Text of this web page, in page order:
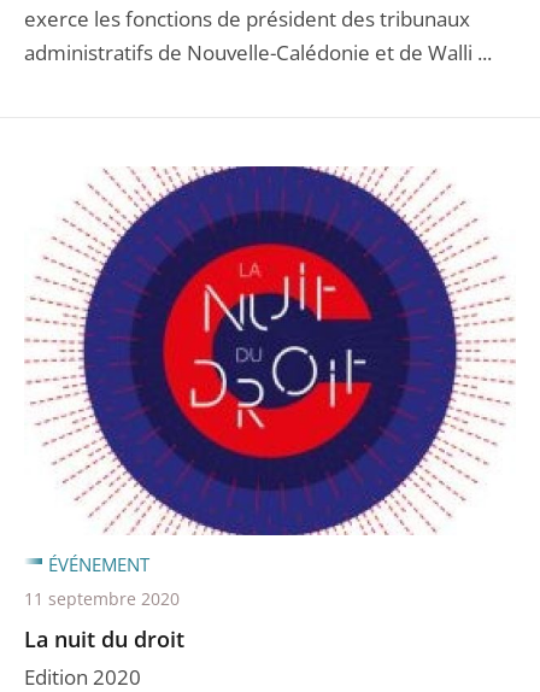
exerce les fonctions de président des tribunaux
administratifs de Nouvelle-Calédonie et de Walli ...
La nuit du droit
Edition 2020
ÉVÉNEMENT
11 septembre 2020